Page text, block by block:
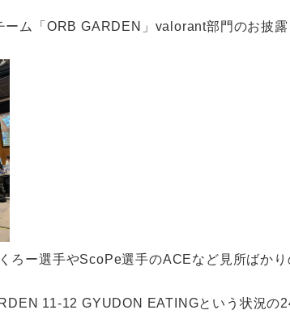
ム「ORB GARDEN」valorant部門のお披
ろー選手やScoPe選手のACEなど見所ばか
11-12 GYUDON EATINGという状況の